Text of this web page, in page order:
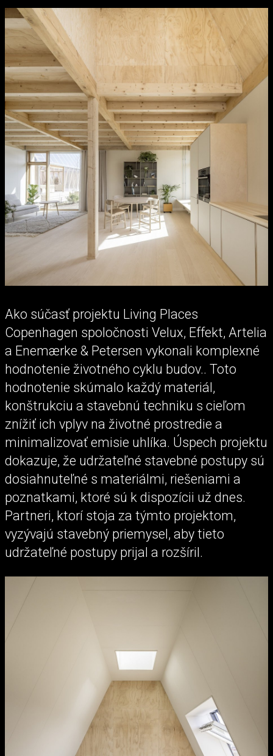
Ako súčasť projektu Living Places
Copenhagen spoločnosti Velux, Effekt, Artelia
a Enemærke & Petersen vykonali komplexné
hodnotenie životného cyklu budov.. Toto
hodnotenie skúmalo každý materiál,
konštrukciu a stavebnú techniku s cieľom
znížiť ich vplyv na životné prostredie a
minimalizovať emisie uhlíka. Úspech projektu
dokazuje, že udržateľné stavebné postupy sú
dosiahnuteľné s materiálmi, riešeniami a
poznatkami, ktoré sú k dispozícii už dnes.
Partneri, ktorí stoja za týmto projektom,
vyzývajú stavebný priemysel, aby tieto
udržateľné postupy prijal a rozšíril.